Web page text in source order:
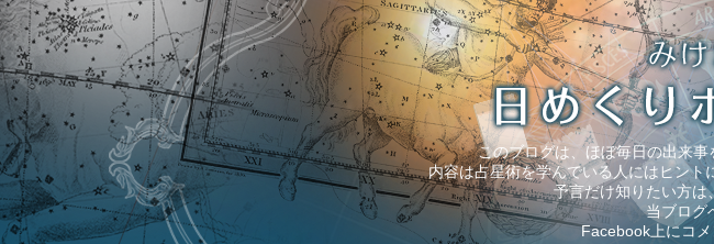
このブログは、ほぼ毎日の出来
内容は占星術を学んでいる人にはヒン
予言だけ知りたい方は
当ブログ
Facebook上にコメ